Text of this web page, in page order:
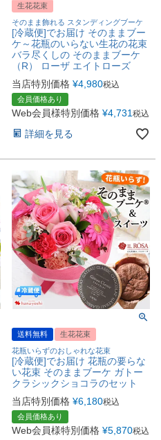
生花花束
そのまま飾れる スタンディングブーケ
[冷蔵便]でお届け そのままブー
ケ～花瓶のいらない生花の花束
バラ尽くしの そのままブーケ
（R） ローザ エイトローズ
当店特別価格 ¥4,980税込
会員価格あり
Web会員様特別価格 ¥4,731 税込
詳細を見る
送料無料
生花花束
花瓶いらずのおしゃれな花束
[冷蔵便]でお届け 花瓶の要らな
い花束 そのままブーケ ガトー
クラシックショコラのセット
当店特別価格 ¥6,180税込
会員価格あり
Web会員様特別価格 ¥5,870税込